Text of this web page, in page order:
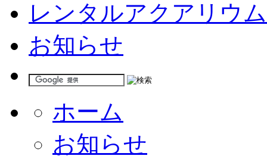
レンタルアクアリウム
お知らせ
ホーム
お知らせ